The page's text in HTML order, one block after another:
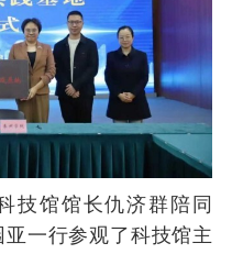
技馆馆长仇济群陪同
一行参观了科技馆主